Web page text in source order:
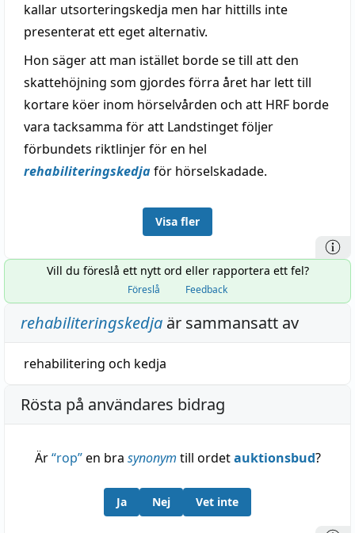
kallar utsorteringskedja men har hittills inte
presenterat ett eget alternativ.
Hon säger att man istället borde se till att den
skattehöjning som gjordes förra året har lett till
kortare köer inom hörselvården och att HRF borde
vara tacksamma för att Landstinget följer
förbundets riktlinjer för en hel
rehabiliteringskedjaför hörselskadade.
Visa fler
Vill du föreslå ett nytt ord eller rapportera ett fel?
Föreslå Feedback
rehabiliteringskedja är sammansatt av
rehabilitering och kedja
Rösta på användares bidrag
Är“rop”en bra synonym till ordetauktionsbud?
Ja Nej Vet inte